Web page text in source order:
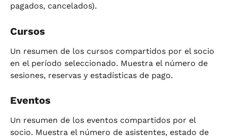
pagados, cancelados).
Cursos
Un resumen de los cursos compartidos por el socio
en el período seleccionado. Muestra el número de
sesiones, reservas y estadísticas de pago.
Eventos
Un resumen de los eventos compartidos por el
socio. Muestra el número de asistentes, estado de